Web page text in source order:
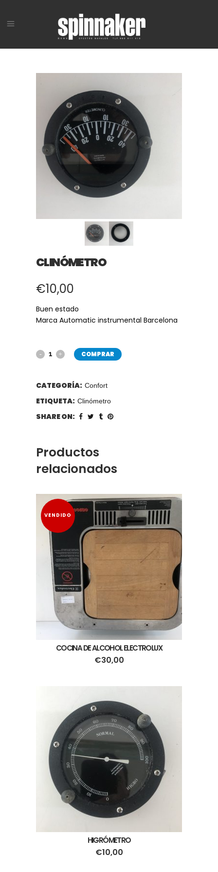
CLINÓMETRO
€10,00
Buen estado
Marca Automatic instrumental Barcelona
COMPRAR
CATEGORÍA: Confort
ETIQUETA: Clinómetro
SHARE ON:
Productos
relacionados
VENDIDO
COCINA DE ALCOHOL ELECTROLUX
€30,00
HIGRÓMETRO
€10,00